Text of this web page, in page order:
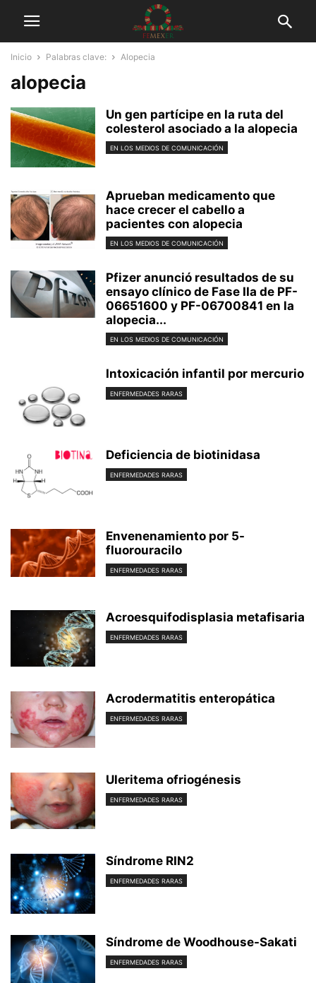
Inicio Palabras clave: Alopecia
alopecia
Un gen partícipe en la ruta del
colesterol asociado a la alopecia
EN LOS MEDIOS DE COMUNICACIÓN
Aprueban medicamento que
hace crecer el cabello a
pacientes con alopecia
EN LOS MEDIOS DE COMUNICACIÓN
Pfizer anunció resultados de su
ensayo clínico de Fase IIa de PF-
06651600 y PF-06700841 en la
alopecia...
EN LOS MEDIOS DE COMUNICACIÓN
Intoxicación infantil por mercurio
ENFERMEDADES RARAS
Deficiencia de biotinidasa
ENFERMEDADES RARAS
Envenenamiento por 5-
fluorouracilo
ENFERMEDADES RARAS
Acroesquifodisplasia metafisaria
ENFERMEDADES RARAS
Acrodermatitis enteropática
ENFERMEDADES RARAS
Uleritema ofriogénesis
ENFERMEDADES RARAS
Síndrome RIN2
ENFERMEDADES RARAS
Síndrome de Woodhouse-Sakati
ENFERMEDADES RARAS